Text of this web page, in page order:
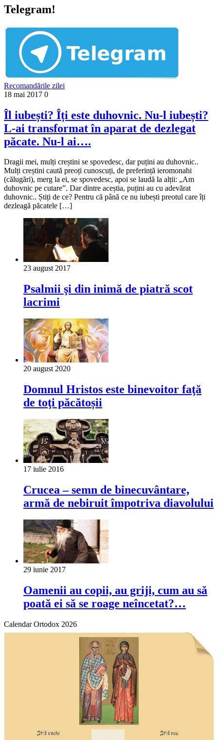
Telegram!
Recomandările zilei
18 mai 2017 0
Îl iubești? Îți este duhovnic. Nu-l iubești?
L-ai transformat în aparat de dezlegat
păcate. Nu-l ai….
Dragii mei, mulți creștini se spovedesc, dar puțini au duhovnic..
Mulți creștini caută preoți cunoscuți, de preferință ieromonahi
(călugări), merg la ei, se spovedesc, apoi se laudă la alții: „Am
duhovnic pe cutare”. Dar dintre aceștia, puțini au cu adevărat
duhovnic.. Știți de ce? Pentru că până ce nu iubești preotul care îți
dezleagă păcatele […]
23 august 2017
Psalmii şi din inimă de piatră scot
lacrimi
20 august 2020
Domnul Hristos este binevoitor faţă
de toţi păcătoșii
17 iulie 2016
Crucea – semn de binecuvântare,
armă de nebiruit împotriva diavolului
29 iunie 2017
Oamenii au copii, au griji, cum au să
poată ei să se roage neîncetat?…
Calendar Ortodox 2026